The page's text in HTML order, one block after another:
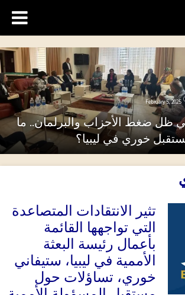
February 5, 2025
ظل ضغط الأحزاب والبرلمان.. ما
خوري في ليبيا؟
تثير الانتقادات المتصاعدة
التي تواجهها القائمة
بأعمال رئيسة البعثة
الأممية في ليبيا، ستيفاني
خوري، تساؤلات حول